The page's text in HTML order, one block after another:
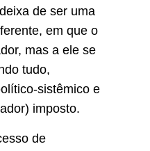
de ser uma
em que o
mas a ele se
tudo,
sistêmico e
imposto.
de